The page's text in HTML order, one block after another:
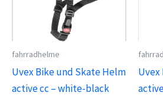
fahrradhelme
Uvex Bike und Skate Helm
active cc – white-black